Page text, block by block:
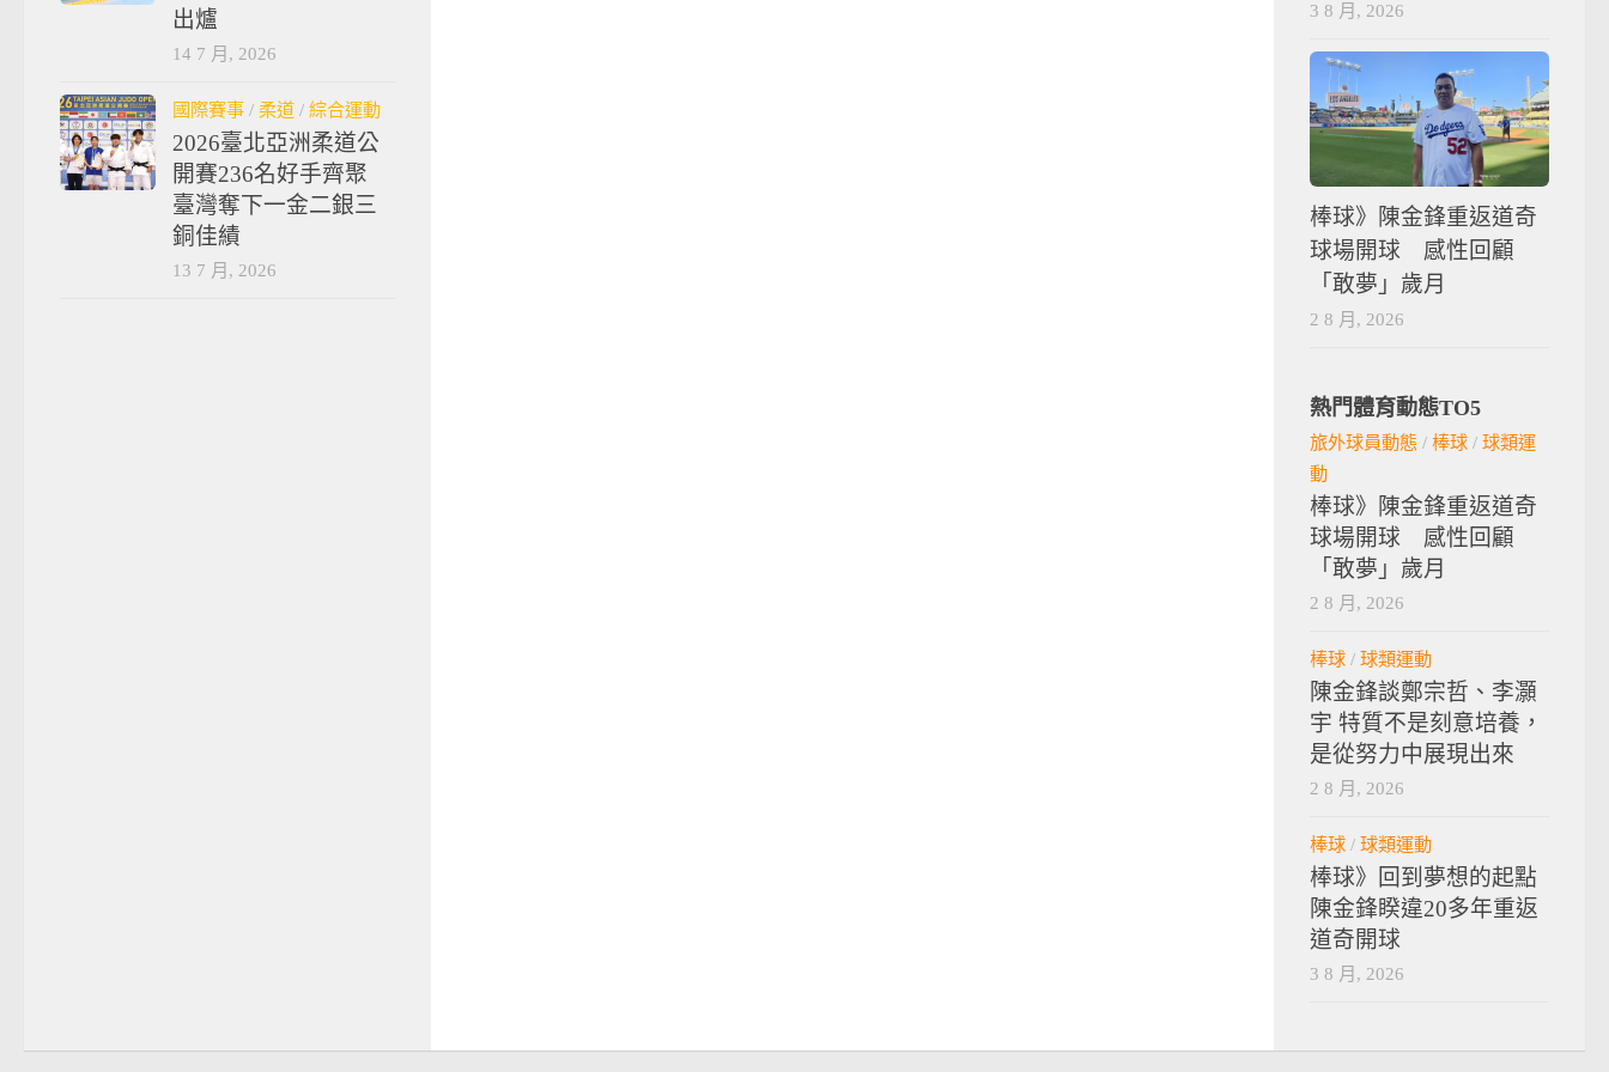
出爐
14 7 月, 2026
國際賽事 / 柔道 / 綜合運動
2026臺北亞洲柔道公
開賽236名好手齊聚
臺灣奪下一金二銀三
銅佳績
13 7 月, 2026
3 8 月, 2026
棒球》陳金鋒重返道奇
球場開球 感性回顧
「敢夢」歲月
2 8 月, 2026
熱門體育動態TO5
旅外球員動態 / 棒球 / 球類運
動
棒球》陳金鋒重返道奇
球場開球 感性回顧
「敢夢」歲月
2 8 月, 2026
棒球 / 球類運動
陳金鋒談鄭宗哲、李灝
宇 特質不是刻意培養，
是從努力中展現出來
2 8 月, 2026
棒球 / 球類運動
棒球》回到夢想的起點
陳金鋒睽違20多年重返
道奇開球
3 8 月, 2026